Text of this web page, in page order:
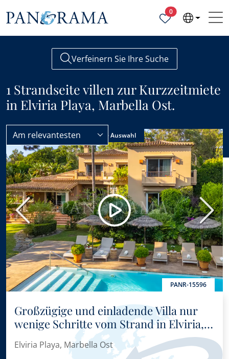
0Ausgewählte
Verfeinern Sie Ihre Suche
1 Strandseite villen zur Kurzzeitmiete
in Elviria Playa, Marbella Ost.
Villen Strandseite
Am relevantesten
Vorherige
Alleinagentur Unsere Auswahl
PANR-15596
Großzügige und einladende Villa nur
wenige Schritte vom Strand in Elviria,
östliches Marbella entfernt
Elviria Playa, Marbella Ost